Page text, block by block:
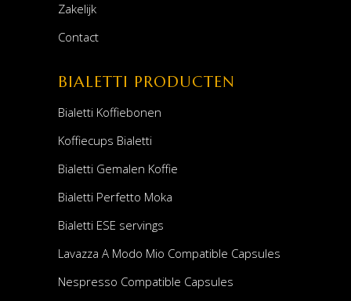
Zakelijk
Contact
BIALETTI PRODUCTEN
Bialetti Koffiebonen
Koffiecups Bialetti
Bialetti Gemalen Koffie
Bialetti Perfetto Moka
Bialetti ESE servings
Lavazza A Modo Mio Compatible Capsules
Nespresso Compatible Capsules